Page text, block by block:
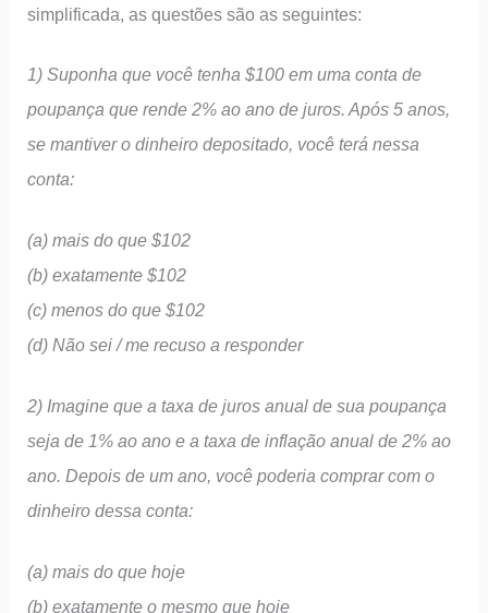
simplificada, as questões são as seguintes:
1) Suponha que você tenha $100 em uma conta de
poupança que rende 2% ao ano de juros. Após 5 anos,
se mantiver o dinheiro depositado, você terá nessa
conta:
(a) mais do que $102
(b) exatamente $102
(c) menos do que $102
(d) Não sei / me recuso a responder
2) Imagine que a taxa de juros anual de sua poupança
seja de 1% ao ano e a taxa de inflação anual de 2% ao
ano. Depois de um ano, você poderia comprar com o
dinheiro dessa conta:
(a) mais do que hoje
(b) exatamente o mesmo que hoje